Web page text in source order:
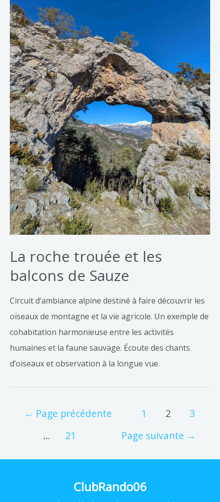
La roche trouée et les
balcons de Sauze
Circuit d’ambiance alpine destiné à faire découvrir les
oiseaux de montagne et la vie agricole. Un exemple de
cohabitation harmonieuse entre les activités
humaines et la faune sauvage. Écoute des chants
d’oiseaux et observation à la longue vue.
← Page précédente 1 2
3
…
21 Page suivante →
ClubRando06